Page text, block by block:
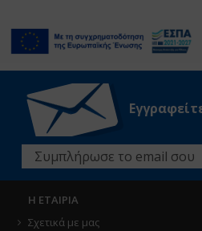
Η ΕΤΑΙΡΙΑ
Σχετικά με μας